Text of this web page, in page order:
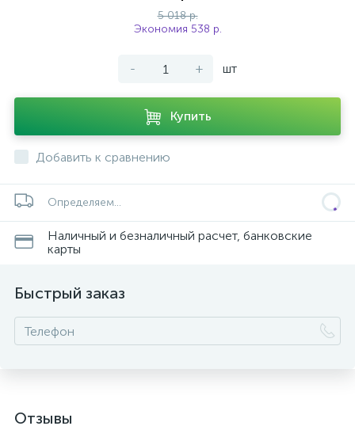
5 018 р.
Экономия 538 р.
- + шт
Купить
Добавить к сравнению
Определяем...
Наличный и безналичный расчет, банковские
карты
Быстрый заказ
Отзывы